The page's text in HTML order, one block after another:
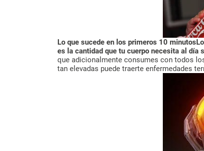
Lo que sucede en los primeros 10 minutos
es la cantidad que tu cuerpo necesita al día
que adicionalmente consumes con todos
tan elevadas puede traerte enfermedades